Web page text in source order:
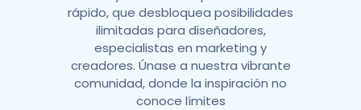
rápido, que desbloquea posibilidades
ilimitadas para diseñadores,
especialistas en marketing y
creadores. Únase a nuestra vibrante
comunidad, donde la inspiración no
conoce límites